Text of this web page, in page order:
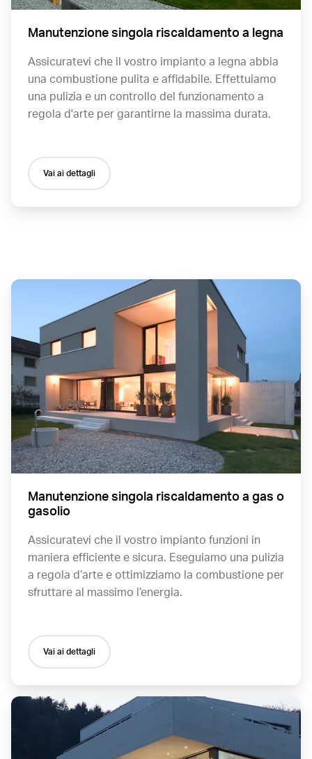
Manutenzione singola riscaldamento a legna
Assicuratevi che il vostro impianto a legna abbia
una combustione pulita e affidabile. Effettuiamo
una pulizia e un controllo del funzionamento a
regola d'arte per garantirne la massima durata.
Vai ai dettagli
Manutenzione singola riscaldamento a gas o
gasolio
Assicuratevi che il vostro impianto funzioni in
maniera efficiente e sicura. Eseguiamo una pulizia
a regola d’arte e ottimizziamo la combustione per
sfruttare al massimo l’energia.
Vai ai dettagli